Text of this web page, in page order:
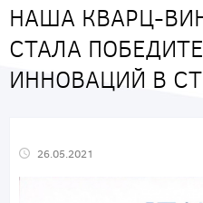
НАША КВАРЦ-
СТАЛА
ИННОВАЦИЙ В
26.05.2021